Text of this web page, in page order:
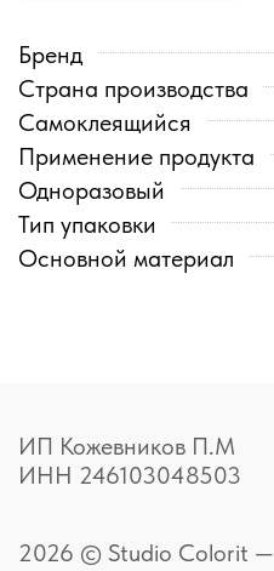
Бренд
Страна производства
Самоклеящийся
Применение продукта
Одноразовый
Тип упаковки
Основной материал
ИП Кожевников П.М
ИНН 246103048503
2026 © Studio Colorit —